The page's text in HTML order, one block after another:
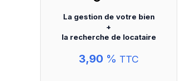
La gestion de votre bien
+
la recherche de locataire
3,90 % TTC